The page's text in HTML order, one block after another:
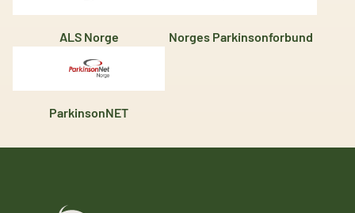
ALS Norge Norges Parkinsonforbund
ParkinsonNET